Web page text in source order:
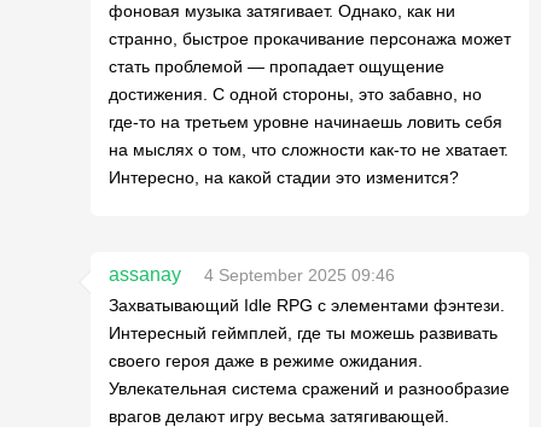
фоновая музыка затягивает. Однако, как ни
странно, быстрое прокачивание персонажа может
стать проблемой — пропадает ощущение
достижения. С одной стороны, это забавно, но
где-то на третьем уровне начинаешь ловить себя
на мыслях о том, что сложности как-то не хватает.
Интересно, на какой стадии это изменится?
assanay
4 September 2025 09:46
Захватывающий Idle RPG с элементами фэнтези.
Интересный геймплей, где ты можешь развивать
своего героя даже в режиме ожидания.
Увлекательная система сражений и разнообразие
врагов делают игру весьма затягивающей.